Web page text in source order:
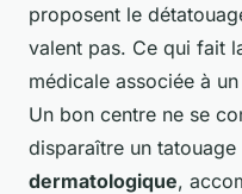
proposent le
valent pas. Ce qui fait
médicale associée à
Un bon centre ne se
disparaître un
dermatologique,